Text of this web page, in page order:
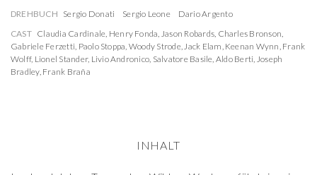
DREHBUCH Sergio Donati Sergio Leone
Dario Argento
CAST Claudia Cardinale Henry Fonda Jason Robards Charles Bronson
Gabriele Ferzetti Paolo Stoppa Woody Strode, Jack Elam Keenan Wynn Frank
Wolff, Lionel Stander, Livio Andronico Salvatore Basile Aldo Berti Joseph
Bradley, Frank Braña
INHALT